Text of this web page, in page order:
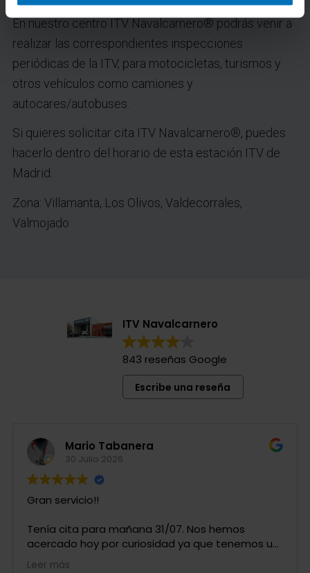
En nuestro centro ITV Navalcarnero® podrás venir a
realizar las correspondientes inspecciones
periódicas de la ITV, para motocicletas, turismos y
otros vehículos como camiones y
autocares/autobuses.
Si quieres solicitar cita ITV Navalcarnero®, puedes
hacerlo dentro del horario de esta estación ITV de
Madrid.
Zona: Villamanta, Los Olivos, Valdecorrales,
Valmojado
ITV Navalcarnero
843 reseñas Google
Escribe una reseña
Mario Tabanera
30 Julio 2026
Gran servicio!!
Tenía cita para mañana 31/07. Nos hemos
acercado hoy por curiosidad ya que tenemos un
compromiso mañana y nos han atendido de 10!!
Leer más